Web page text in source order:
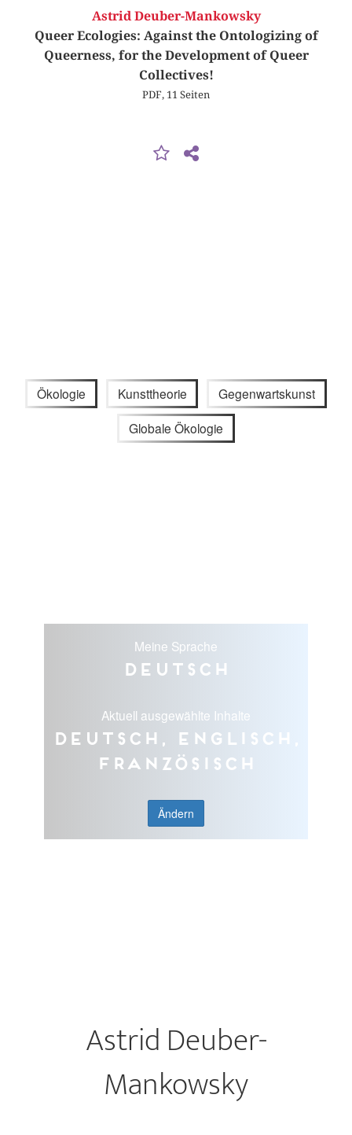
Astrid Deuber-Mankowsky
Queer Ecologies: Against the Ontologizing of
Queerness, for the Development of Queer
Collectives!
PDF, 11 Seiten
Ökologie Kunsttheorie Gegenwartskunst
Globale Ökologie
Meine Sprache
Deutsch
Aktuell ausgewählte Inhalte
Deutsch, Englisch,
Französisch
Ändern
Astrid Deuber-
Mankowsky